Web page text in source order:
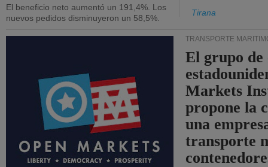
El beneficio neto aumentó un 191,4%. Los
nuevos pedidos disminuyeron un 58,5%.
Tirana
TRANSPORTE
El grupo de
Markets
propone la
una
transporte